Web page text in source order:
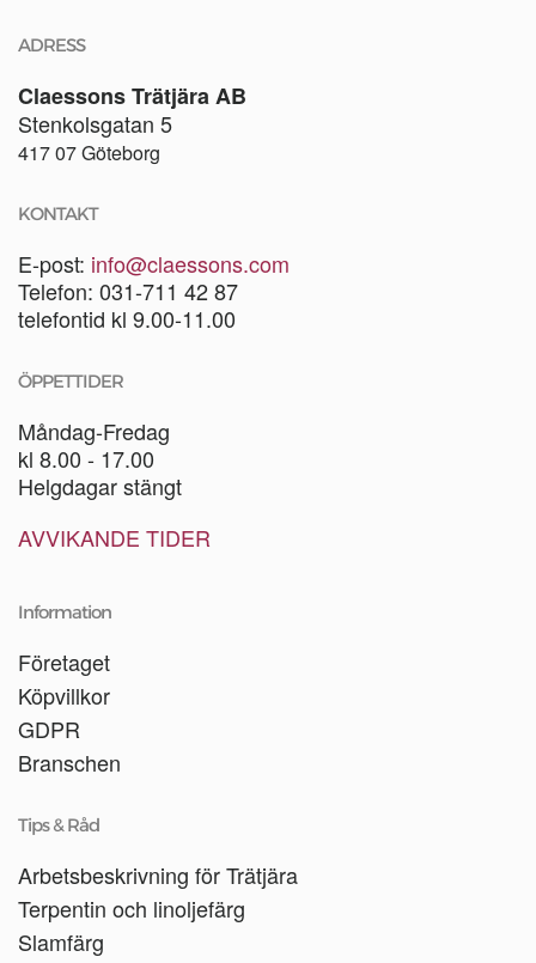
ADRESS
Claessons Trätjära AB
Stenkolsgatan 5
417 07 Göteborg
KONTAKT
E-post: info@claessons.com
Telefon: 031-711 42 87
telefontid kl 9.00-11.00
ÖPPETTIDER
Måndag-Fredag
kl 8.00 - 17.00
Helgdagar stängt
AVVIKANDE TIDER
Information
Företaget
Köpvillkor
GDPR
Branschen
Tips & Råd
Arbetsbeskrivning för Trätjära
Terpentin och linoljefärg
Slamfärg